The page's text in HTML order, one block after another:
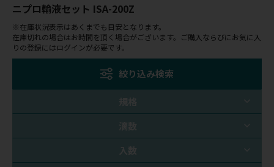
ニプロ輸液セット ISA-200Z
※在庫状況表示はあくまでも目安となります。
在庫切れの場合はお時間を頂く場合がございます。ご購入ならびにお気に入
りの登録にはログインが必要です。
絞り込み検索
規格
滴数
入数